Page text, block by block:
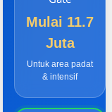
Mulai 11.7
Juta
Untuk area padat
& intensif